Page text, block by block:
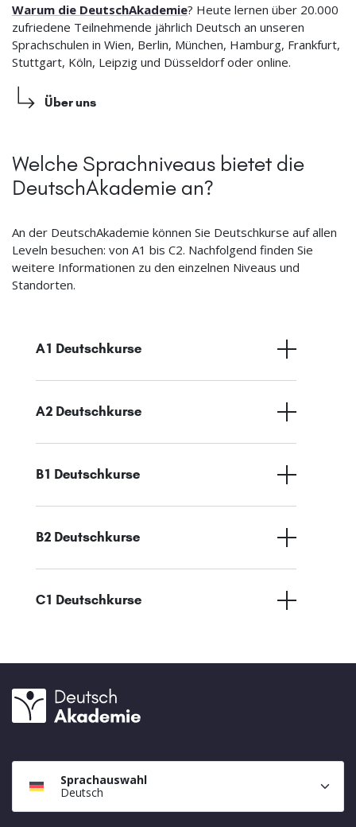
Warum die DeutschAkademie? Heute lernen über 20.000
zufriedene Teilnehmende jährlich Deutsch an unseren
Sprachschulen in Wien, Berlin, München, Hamburg, Frankfurt,
Stuttgart, Köln, Leipzig und Düsseldorf oder online.
Über uns
Welche Sprachniveaus bietet die
DeutschAkademie an?
An der DeutschAkademie können Sie Deutschkurse auf allen
Leveln besuchen: von A1 bis C2. Nachfolgend finden Sie
weitere Informationen zu den einzelnen Niveaus und
Standorten.
A1 Deutschkurse
A2 Deutschkurse
B1 Deutschkurse
B2 Deutschkurse
C1 Deutschkurse
Sprachauswahl
Deutsch